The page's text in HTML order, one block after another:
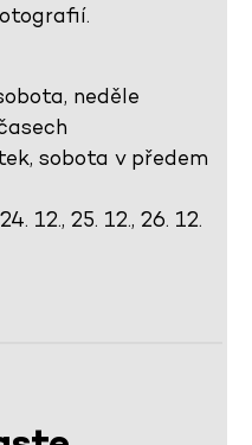
neděle
sobota v předem
12., 25. 12., 26. 12.